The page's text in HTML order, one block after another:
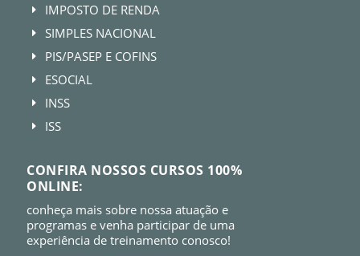
E IMPOSTO DE RENDA
E SIMPLES NACIONAL
E PIS/PASEP E COFINS
E ESOCIAL
E INSS
E ISS
CONFIRA NOSSOS CURSOS 100%
ONLINE:
conheça mais sobre nossa atuação e
programas e venha participar de uma
experiência de treinamento conosco!